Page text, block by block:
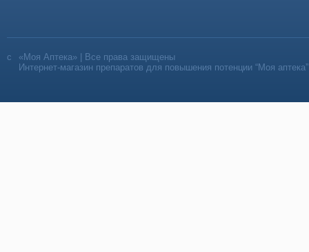
«Моя Аптека» | Все права защищены
Интернет-магазин препаратов для повышения потенции “Моя